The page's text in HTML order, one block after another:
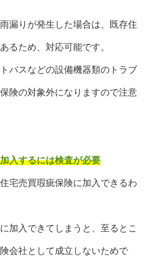
漏りが発生した場合は、既存住
るため、対応可能です。
バスなどの設備機器類のトラブ
険の対象外になりますので注意
入するには検査が必要
宅売買瑕疵保険に加入できるわ
加入できてしまうと、至るとこ
会社として成立しないためで